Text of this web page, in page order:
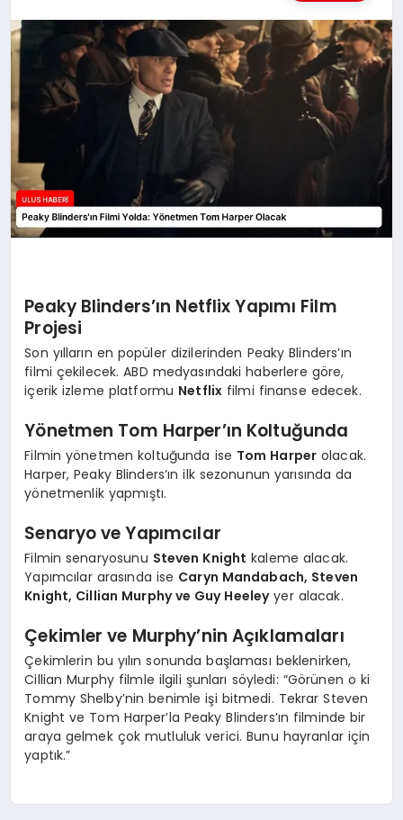
Peaky Blinders’ın Netflix Yapımı Film
Projesi
Son yılların en popüler dizilerinden Peaky Blinders’ın
filmi çekilecek. ABD medyasındaki haberlere göre,
içerik izleme platformu Netflix filmi finanse edecek.
Yönetmen Tom Harper’ın Koltuğunda
Filmin yönetmen koltuğunda ise Tom Harper olacak.
Harper, Peaky Blinders’ın ilk sezonunun yarısında da
yönetmenlik yapmıştı.
Senaryo ve Yapımcılar
Filmin senaryosunu Steven Knight kaleme alacak.
Yapımcılar arasında ise Caryn Mandabach, Steven
Knight, Cillian Murphy ve Guy Heeleyyer alacak.
Çekimler ve Murphy’nin Açıklamaları
Çekimlerin bu yılın sonunda başlaması beklenirken,
Cillian Murphy filmle ilgili şunları söyledi: “Görünen o ki
Tommy Shelby’nin benimle işi bitmedi. Tekrar Steven
Knight ve Tom Harper’la Peaky Blinders’ın filminde bir
araya gelmek çok mutluluk verici. Bunu hayranlar için
yaptık.”